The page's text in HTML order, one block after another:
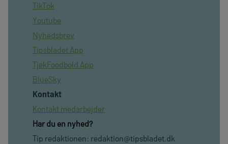
TikTok
Youtube
Nyhedsbrev
Tipsbladet App
TjekFoodbold App
BlueSky
Kontakt
Kontakt medarbejder
Har du en nyhed?
Tip redaktionen: redaktion@tipsbladet.dk